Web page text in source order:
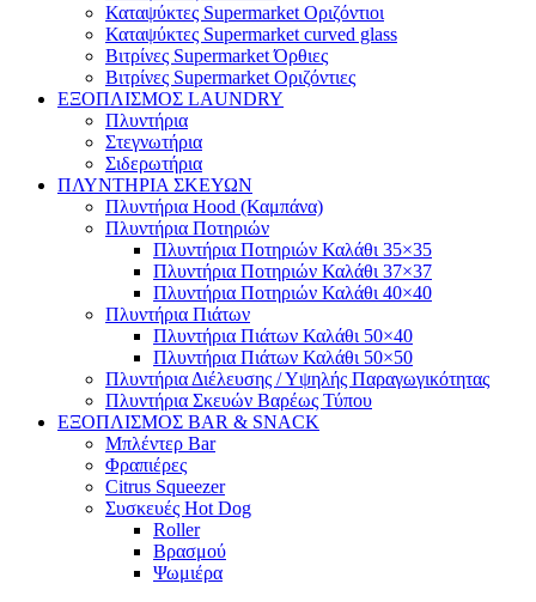
Καταψύκτες Supermarket Οριζόντιοι
Καταψύκτες Supermarket curved glass
Βιτρίνες Supermarket Όρθιες
Βιτρίνες Supermarket Οριζόντιες
ΕΞΟΠΛΙΣΜΟΣ LAUNDRY
Πλυντήρια
Στεγνωτήρια
Σιδερωτήρια
ΠΛΥΝΤΗΡΙΑ ΣΚΕΥΩΝ
Πλυντήρια Hood (Καμπάνα)
Πλυντήρια Ποτηριών
Πλυντήρια Ποτηριών Καλάθι 35×35
Πλυντήρια Ποτηριών Καλάθι 37×37
Πλυντήρια Ποτηριών Καλάθι 40×40
Πλυντήρια Πιάτων
Πλυντήρια Πιάτων Καλάθι 50×40
Πλυντήρια Πιάτων Καλάθι 50×50
Πλυντήρια Διέλευσης / Υψηλής Παραγωγικότητας
Πλυντήρια Σκευών Βαρέως Τύπου
ΕΞΟΠΛΙΣΜΟΣ BAR & SNACK
Μπλέντερ Bar
Φραπιέρες
Citrus Squeezer
Συσκευές Hot Dog
Roller
Βρασμού
Ψωμιέρα